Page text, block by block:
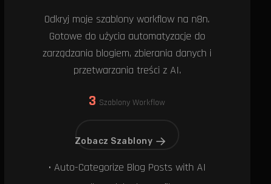
Odkryj moje szablony workflow na n8n.
Gotowe do użycia automatyzacje do
zarządzania blogiem, zbierania danych i
przetwarzania treści z AI.
3 Szablony Workflow
Zobacz Szablony
• Auto-Categorize Blog Posts with AI